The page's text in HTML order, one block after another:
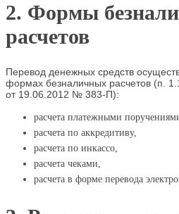
2. Формы
расчетов
Перевод денежных средств
формах безналичных расчетов (п.
от 19.06.2012 № 383-П):
расчета платежными
расчета по аккредитиву,
расчета по инкассо,
расчета чеками,
расчета в форме перевода